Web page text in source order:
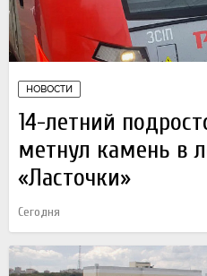
НОВОСТИ
14-летний
метнул камень в
«Ласточки»
Сегодня